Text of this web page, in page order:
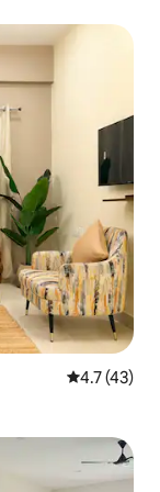
औसत रेटिंग 5
4.7 (43)